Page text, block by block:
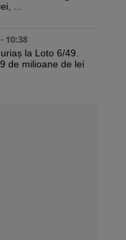
...
10:38
la Loto 6/49.
de milioane de lei